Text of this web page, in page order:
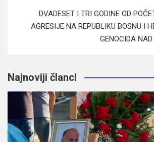
DVADESET I TRI GODINE OD
AGRESIJE NA REPUBLIKU BOSNU I
GENOCIDA
Najnoviji članci